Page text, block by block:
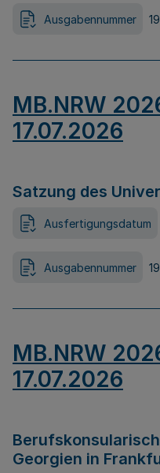
Ausgabennummer
MB.NRW
17.07.2026
Satzung des
Ausfertigungsdatum
Ausgabennummer
MB.NRW
17.07.2026
Georgien in